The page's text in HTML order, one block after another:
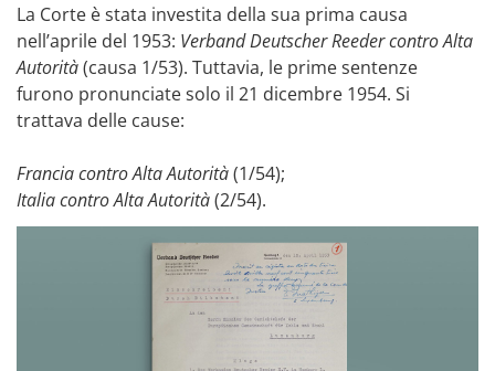
La Corte è stata investita della sua prima causa
nell’aprile del 1953: Verband Deutscher Reeder contro Alta
Autorità(causa 1/53). Tuttavia, le prime sentenze
furono pronunciate solo il 21 dicembre 1954. Si
trattava delle cause:
Francia contro Alta Autorità(1/54);
Italia contro Alta Autorità(2/54).